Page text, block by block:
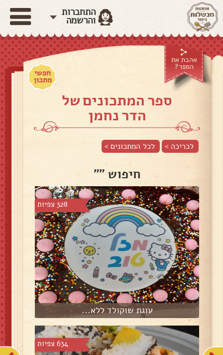
התחברות
והרשמה
אהבת את
הספר?
חפשי
מתכון
ספר המתכונים של
הדר נחמן
לכריכה > לכל המתכונים >
חיפוש ""
328 צפיות
עוגת שוקולד ללא...
634 צפיות